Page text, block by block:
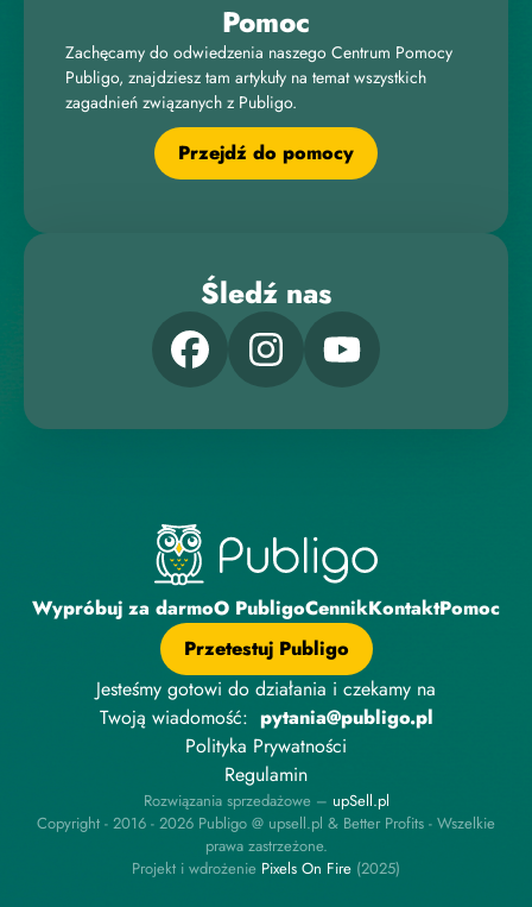
Pomoc
Zachęcamy do odwiedzenia naszego Centrum Pomocy
Publigo, znajdziesz tam artykuły na temat wszystkich
zagadnień związanych z Publigo.
Przejdź do pomocy
Śledź nas
Wypróbuj za darmoO PubligoCennikKontaktPomoc
Przetestuj Publigo
Jesteśmy gotowi do działania i czekamy na
Twoją wiadomość: pytania@publigo.pl
Polityka Prywatności
Regulamin
Rozwiązania sprzedażowe – upSell.pl
Copyright - 2016 - 2026 Publigo @ upsell.pl & Better Profits - Wszelkie
prawa zastrzeżone.
Projekt i wdrożenie Pixels On Fire (2025)